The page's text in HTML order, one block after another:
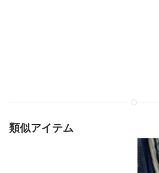
類似アイテム